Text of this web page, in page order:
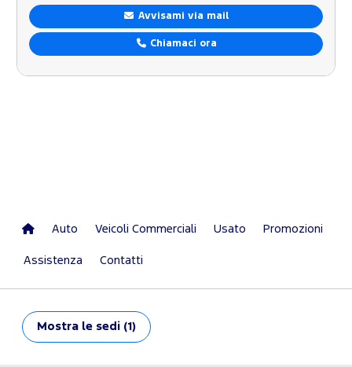
Avvisami via mail
Chiamaci ora
Auto Veicoli Commerciali Usato Promozioni
Assistenza Contatti
Mostra le sedi (1)